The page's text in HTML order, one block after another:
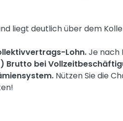
liegt deutlich über dem
Lohn.Je nach
Brutto bei
Nützen Sie die